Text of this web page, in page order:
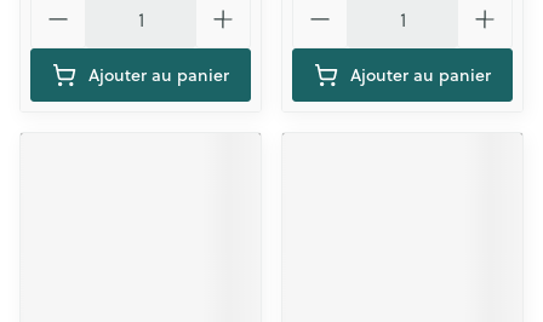
Ajouter au panier Ajouter au panier